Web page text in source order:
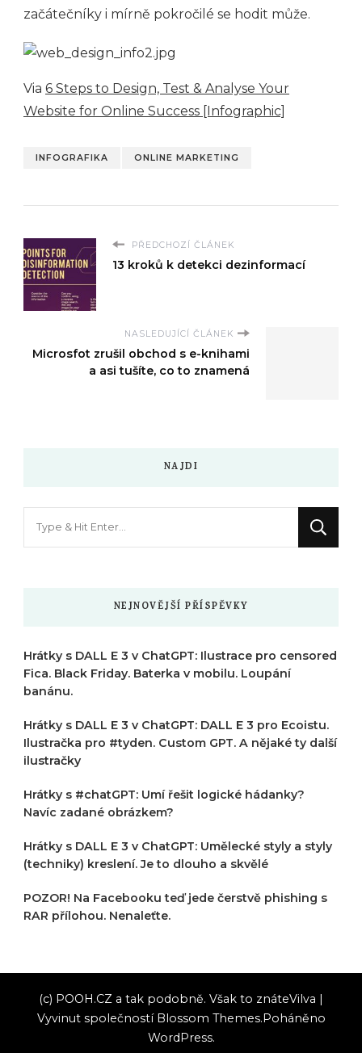
začátečníky i mírně pokročilé se hodit může.
Via 6 Steps to Design, Test & Analyse Your
Website for Online Success [Infographic]
INFOGRAFIKA ONLINE MARKETING
PŘEDCHOZÍ ČLÁNEK
13 kroků k detekci dezinformací
NASLEDUJÍCÍ ČLÁNEK
Microsfot zrušil obchod s e-knihami
a asi tušíte, co to znamená
NAJDI
NEJNOVĚJŠÍ PŘÍSPĚVKY
Hrátky s DALL E 3 v ChatGPT: Ilustrace pro censored
Fica. Black Friday. Baterka v mobilu. Loupání
banánu.
Hrátky s DALL E 3 v ChatGPT: DALL E 3 pro Ecoistu.
Ilustračka pro #tyden. Custom GPT. A nějaké ty další
ilustračky
Hrátky s #chatGPT: Umí řešit logické hádanky?
Navíc zadané obrázkem?
Hrátky s DALL E 3 v ChatGPT: Umělecké styly a styly
(techniky) kreslení. Je to dlouho a skvělé
POZOR! Na Facebooku teď jede čerstvě phishing s
RAR přílohou. Nenaleťte.
(c) POOH.CZ a tak podobně. Však to znáteVilva |
Vyvinut společností Blossom Themes.Poháněno
WordPress.